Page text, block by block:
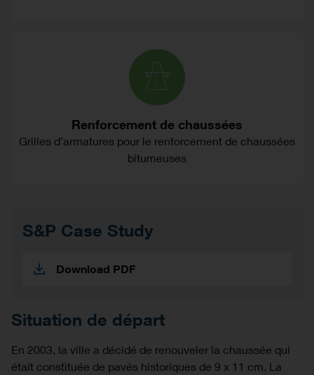
Renforcement de chaussées
Grilles d’armatures pour le renforcement de chaussées
bitumeuses
S&P Case Study
Download PDF
Situation de départ
En 2003, la ville a décidé de renouveler la chaussée qui
était constituée de pavés historiques de 9 x 11 cm. La